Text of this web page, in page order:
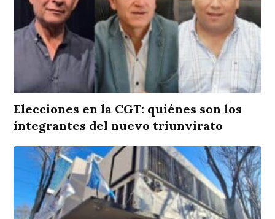
Elecciones en la CGT: quiénes son los
integrantes del nuevo triunvirato